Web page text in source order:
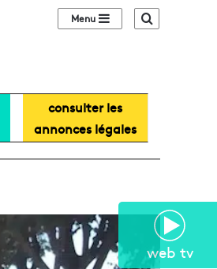
web tv
Sidebar (barre
consulter les
annonces légales